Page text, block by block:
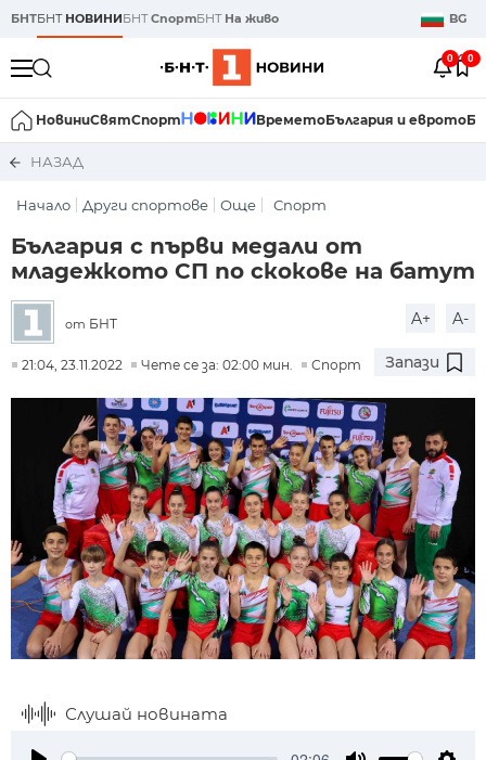
БНТБНТ НОВИНИБНТСпортБНТ На живо BG
0 0
НовиниСвятСпорт ВреметоБългария и еврото
НАЗАД
Начало Други спортове Още Спорт
България с първи медали от
младежкото СП по скокове на батут
от БНТ A+ A-
21:04, 23.11.2022 Чете се за: 02:00 мин. Спорт Запази
Слушай новината